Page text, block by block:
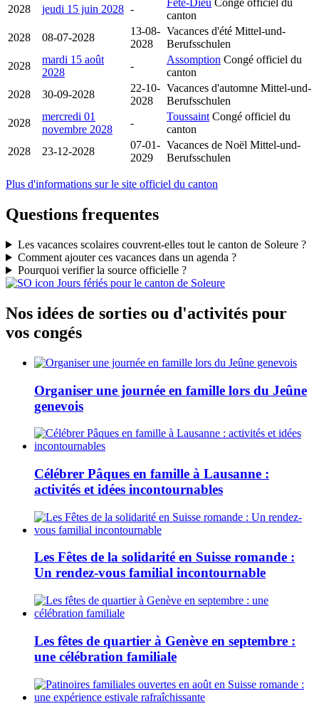
2028
jeudi 15 juin 2028 -
Fête-Dieu Congé officiel du
canton
2028
08-07-2028
13-08-
2028
Vacances d'été Mittel-und-
Berufsschulen
2028
mardi 15 août
2028
-
Assomption Congé officiel du
canton
2028
30-09-2028
22-10-
2028
Vacances d'automne Mittel-und-
Berufsschulen
2028
mercredi 01
novembre 2028
-
Toussaint Congé officiel du
canton
2028
23-12-2028
07-01-
2029
Vacances de Noël Mittel-und-
Berufsschulen
Plus d'informations sur le site officiel du canton
Questions frequentes
Les vacances scolaires couvrent-elles tout le canton de Soleure ?
Comment ajouter ces vacances dans un agenda ?
Pourquoi verifier la source officielle ?
Jours fériés pour le canton de Soleure
Nos idées de sorties ou d'activités pour
vos congés
Organiser une journée en famille lors du Jeûne
genevois
Célébrer Pâques en famille à Lausanne :
activités et idées incontournables
Les Fêtes de la solidarité en Suisse romande :
Un rendez-vous familial incontournable
Les fêtes de quartier à Genève en septembre :
une célébration familiale